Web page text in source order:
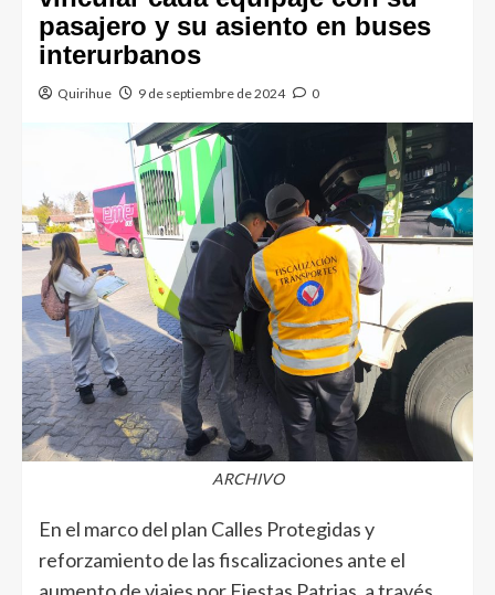
pasajero y su asiento en buses
interurbanos
Quirihue 9 de septiembre de 2024 0
ARCHIVO
En el marco del plan Calles Protegidas y
reforzamiento de las fiscalizaciones ante el